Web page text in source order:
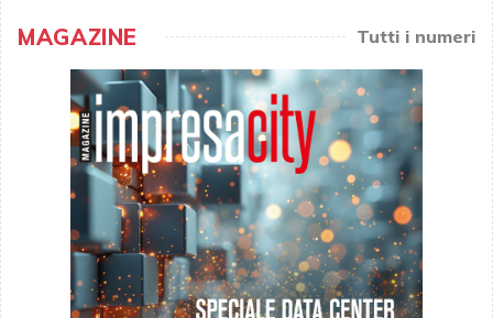
MAGAZINE Tutti i numeri